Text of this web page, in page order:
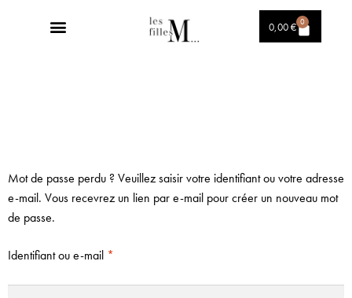
0,00€ 0
Mot de passe perdu ? Veuillez saisir votre identifiant ou votre adresse
e-mail. Vous recevrez un lien par e-mail pour créer un nouveau mot
de passe.
Identifiant ou e-mail *